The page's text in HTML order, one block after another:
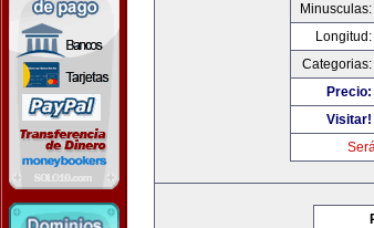
Minusculas:
Longitud:
Categorias:
Precio:
Visitar!